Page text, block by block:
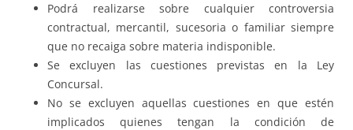
Podrá realizarse sobre cualquier controversia
contractual, mercantil, sucesoria o familiar siempre
que no recaiga sobre materia indisponible.
Se excluyen las cuestiones previstas en la Ley
Concursal.
No se excluyen aquellas cuestiones en que estén
implicados quienes tengan la condición de